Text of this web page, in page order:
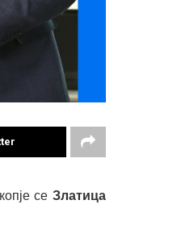
се Златица